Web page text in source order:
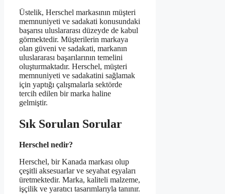
Üstelik, Herschel markasının müşteri
memnuniyeti ve sadakati konusundaki
başarısı uluslararası düzeyde de kabul
görmektedir. Müşterilerin markaya
olan güveni ve sadakati, markanın
uluslararası başarılarının temelini
oluşturmaktadır. Herschel, müşteri
memnuniyeti ve sadakatini sağlamak
için yaptığı çalışmalarla sektörde
tercih edilen bir marka haline
gelmiştir.
Sık Sorulan Sorular
Herschel nedir?
Herschel, bir Kanada markası olup
çeşitli aksesuarlar ve seyahat eşyaları
üretmektedir. Marka, kaliteli malzeme,
işçilik ve yaratıcı tasarımlarıyla tanınır.